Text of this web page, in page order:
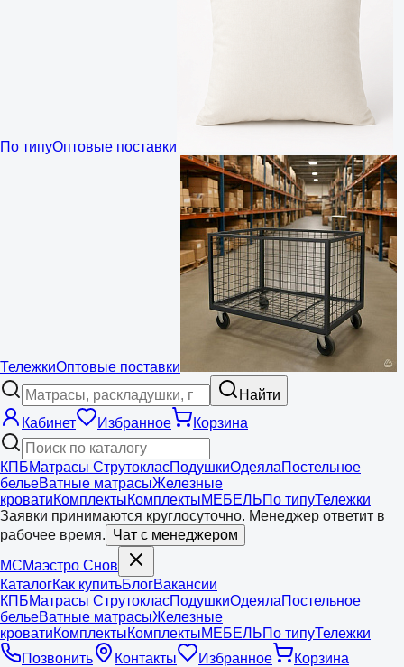
По типуОптовые поставки
ТележкиОптовые поставки
Найти
Кабинет
Избранное Корзина
КПБМатрасы СтрутокласПодушкиОдеялаПостельное
бельеВатные матрасыЖелезные
кроватиКомплектыКомплектыМЕБЕЛЬПо типуТележки
Заявки принимаются круглосуточно. Менеджер ответит в
рабочее время. Чат с менеджером
МСМаэстро Снов
КаталогКак купитьБлогВакансии
КПБМатрасы СтрутокласПодушкиОдеялаПостельное
бельеВатные матрасыЖелезные
кроватиКомплектыКомплектыМЕБЕЛЬПо типуТележки
Позвонить
Контакты Избранное
Корзина